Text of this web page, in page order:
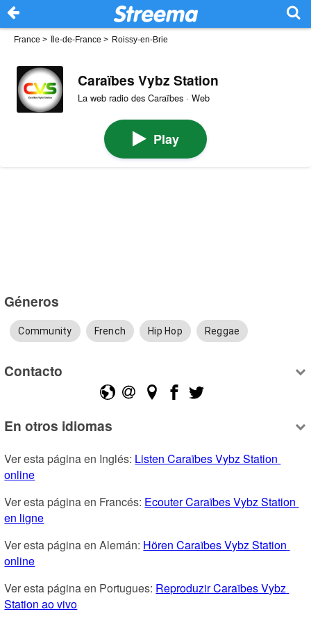
France > Île-de-France > Roissy-en-Brie
Caraïbes Vybz Station
La web radio des Caraïbes · Web
Play
Géneros
Community French Hip Hop Reggae
Contacto
En otros idiomas
Ver esta página en Inglés: Listen Caraïbes Vybz Station
online
Ver esta página en Francés: Ecouter Caraïbes Vybz Station
en ligne
Ver esta página en Alemán: Hören Caraïbes Vybz Station
online
Ver esta página en Portugues: Reproduzir Caraïbes Vybz
Station ao vivo